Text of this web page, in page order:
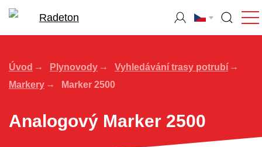
Úvod Plynovody
Vyhledávání trasy potrubí
Markery
Marker 2500
Analogový Marker 2500